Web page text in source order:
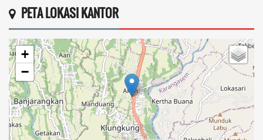
PETA LOKASI KANTOR
+
−